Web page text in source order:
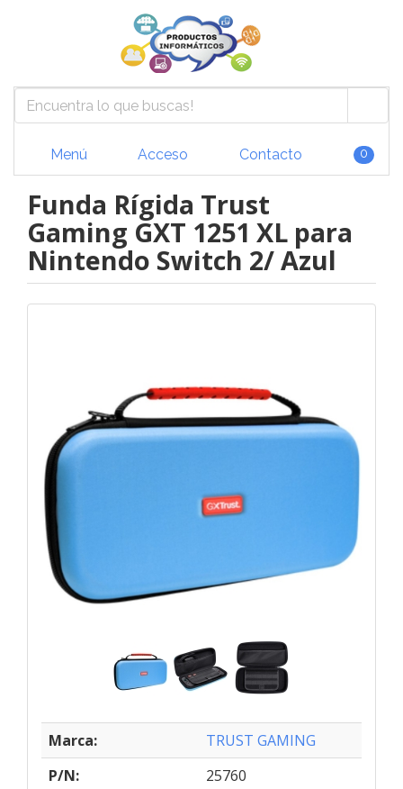
Menú Acceso Contacto 0
Funda Rígida Trust
Gaming GXT 1251 XL para
Nintendo Switch 2/ Azul
Marca:
TRUST GAMING
P/N:
25760